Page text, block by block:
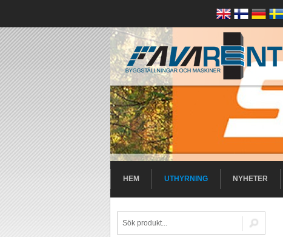
HEM UTHYRNING NYHETER